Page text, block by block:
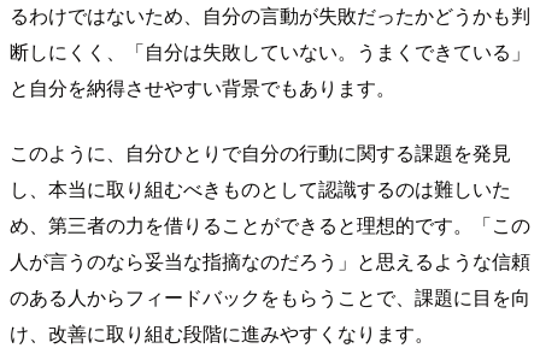
るわけではないため、自分の言動が失敗だったかどうかも判
断しにくく、「自分は失敗していない。うまくできている」
と自分を納得させやすい背景でもあります。
このように、自分ひとりで自分の行動に関する課題を発見
し、本当に取り組むべきものとして認識するのは難しいた
め、第三者の力を借りることができると理想的です。「この
人が言うのなら妥当な指摘なのだろう」と思えるような信頼
のある人からフィードバックをもらうことで、課題に目を向
け、改善に取り組む段階に進みやすくなります。